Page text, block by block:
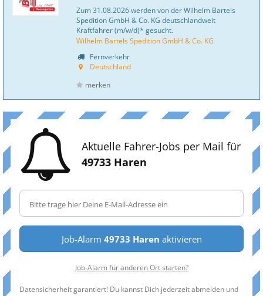
Zum 31.08.2026 werden von der Wilhelm Bartels
Spedition GmbH & Co. KG deutschlandweit
Kraftfahrer (m/w/d)* gesucht.
Wilhelm Bartels Spedition GmbH & Co. KG
Fernverkehr
Deutschland
merken
Aktuelle Fahrer-Jobs per Mail für
49733 Haren
Job-Alarm 49733 Haren aktivieren
Job-Alarm für anderen Ort starten?
Datensicherheit garantiert! Du kannst Dich jederzeit abmelden und